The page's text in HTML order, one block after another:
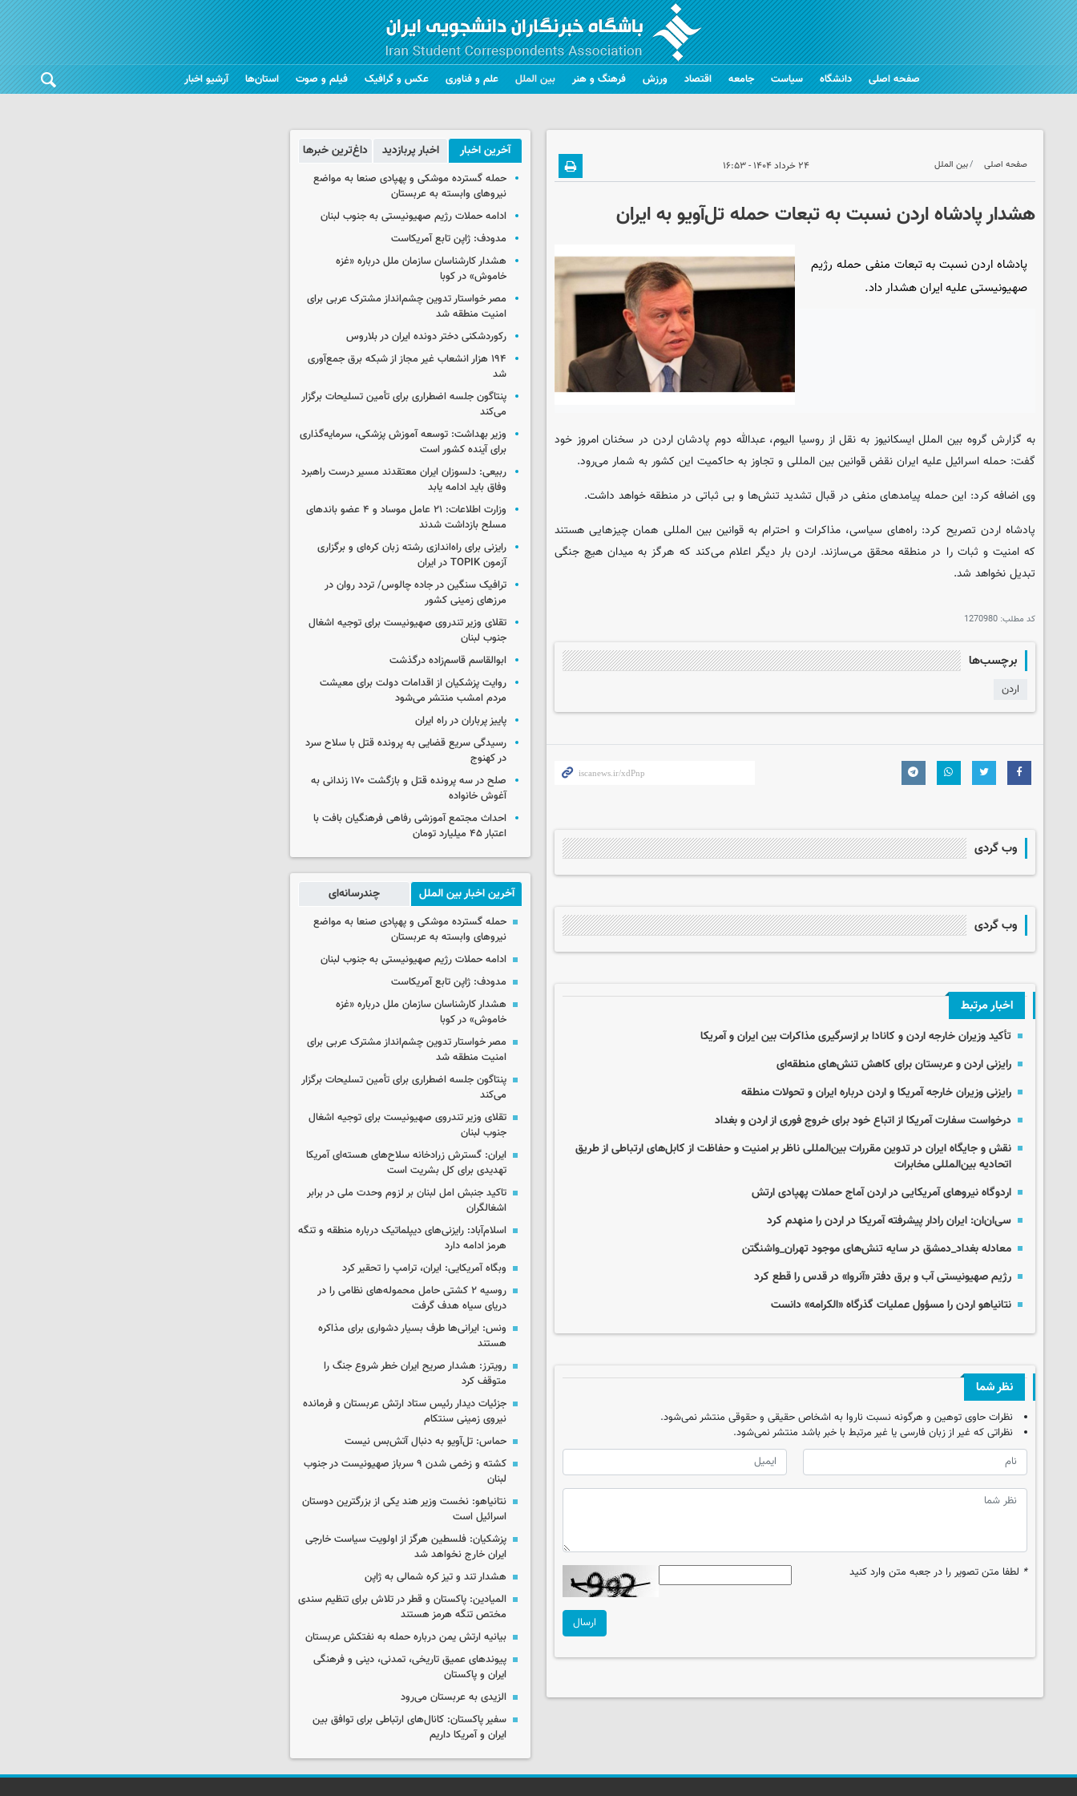
صفحه اصلی دانشگاه سیاست جامعه اقتصاد ورزش فرهنگ و هنر بین الملل علم و فناوری عکس و گرافیک فیلم و صوت استان‌ها آرشیو اخبار
صفحه اصلی بین الملل ۲۴ خرداد ۱۴۰۴ - ۱۶:۵۳
هشدار پادشاه اردن نسبت به تبعات حمله تل‌آویو به ایران
پادشاه اردن نسبت به تبعات منفی حمله رژیم
صهیونیستی علیه ایران هشدار داد.
به گزارش گروه بین المللایسکانیوز به نقل از روسیا الیوم، عبدالله دوم پادشان اردن در سخنان امروز خود
گفت: حمله اسرائیل علیه ایران نقض قوانین بین المللی و تجاوز به حاکمیت این کشور به شمار می‌رود.
وی اضافه کرد: این حمله پیامدهای منفی در قبال تشدید تنش‌ها و بی ثباتی در منطقه خواهد داشت.
پادشاه اردن تصریح کرد: راه‌های سیاسی، مذاکرات و احترام به قوانین بین المللی همان چیزهایی هستند
که امنیت و ثبات را در منطقه محقق می‌سازند. اردن بار دیگر اعلام می‌کند که هرگز به میدان هیچ جنگی
تبدیل نخواهد شد.
کد مطلب: 1270980
برچسب‌ها
اردن
وب گردی
وب گردی
اخبار مرتبط
تأکید وزیران خارجه اردن و کانادا بر ازسرگیری مذاکرات بین ایران و آمریکا
رایزنی اردن و عربستان برای کاهش تنش‌های منطقه‌ای
رایزنی وزیران خارجه آمریکا و اردن درباره ایران و تحولات منطقه
درخواست سفارت آمریکا از اتباع خود برای خروج فوری از اردن و بغداد
نقش و جایگاه ایران در تدوین مقررات بین‌المللی ناظر بر امنیت و حفاظت از کابل‌های ارتباطی از طریق
اتحادیه بین‌المللی مخابرات
اردوگاه نیروهای آمریکایی در اردن آماج حملات پهپادی ارتش
سی‌ان‌ان: ایران رادار پیشرفته آمریکا در اردن را منهدم کرد
معادله بغداد_دمشق در سایه تنش‌های موجود تهران_واشنگتن
رژیم صهیونیستی آب و برق دفتر «آنروا» در قدس را قطع کرد
نتانیاهو اردن را مسؤول عملیات گذرگاه «الکرامه» دانست
نظر شما
نظرات حاوی توهین و هرگونه نسبت ناروا به اشخاص حقیقی و حقوقی منتشر نمی‌شود.
نظراتی که غیر از زبان فارسی یا غیر مرتبط با خبر باشد منتشر نمی‌شود.
* لطفا متن تصویر را در جعبه متن وارد کنید
ارسال
آخرین اخبار اخبار پربازدید داغ‌ترین خبرها
حمله گسترده موشکی و پهپادی صنعا به مواضع
نیروهای وابسته به عربستان
ادامه حملات رژیم صهیونیستی به جنوب لبنان
مدودف: ژاپن تابع آمریکاست
هشدار کارشناسان سازمان ملل درباره «غزه‌
خاموش» در کوبا
مصر خواستار تدوین چشم‌انداز مشترک عربی برای
امنیت منطقه شد
رکوردشکنی دختر دونده ایران در بلاروس
۱۹۴ هزار انشعاب غیر مجاز از شبکه برق جمع‌آوری
شد
پنتاگون جلسه اضطراری برای تأمین تسلیحات برگزار
می‌کند
وزیر بهداشت: توسعه آموزش پزشکی، سرمایه‌گذاری
برای آینده کشور است
ربیعی: دلسوزان ایران معتقدند مسیر درست راهبرد
وفاق باید ادامه یابد
وزارت اطلاعات: ۲۱ عامل موساد و ۴ عضو باندهای
مسلح بازداشت شدند
رایزنی برای راه‌اندازی رشته زبان کره‌ای و برگزاری
آزمون TOPIK در ایران
ترافیک سنگین در جاده چالوس/ تردد روان در
مرزهای زمینی کشور
تقلای وزیر تندروی صهیونیست برای توجیه اشغال
جنوب لبنان
ابوالقاسم قاسم‌زاده درگذشت
روایت پزشکیان از اقدامات دولت برای معیشت
مردم امشب منتشر می‌شود
پاییز پرباران در راه ایران
رسیدگی سریع قضایی به پرونده قتل با سلاح سرد
در کهنوج
صلح در سه پرونده قتل و بازگشت ۱۷۰ زندانی به
آغوش خانواده
احداث مجتمع آموزشی رفاهی فرهنگیان بافت با
اعتبار ۴۵ میلیارد تومان
آخرین اخبار بین الملل چندرسانه‌ای
حمله گسترده موشکی و پهپادی صنعا به مواضع
نیروهای وابسته به عربستان
ادامه حملات رژیم صهیونیستی به جنوب لبنان
مدودف: ژاپن تابع آمریکاست
هشدار کارشناسان سازمان ملل درباره «غزه‌
خاموش» در کوبا
مصر خواستار تدوین چشم‌انداز مشترک عربی برای
امنیت منطقه شد
پنتاگون جلسه اضطراری برای تأمین تسلیحات برگزار
می‌کند
تقلای وزیر تندروی صهیونیست برای توجیه اشغال
جنوب لبنان
ایران: گسترش زرادخانه سلاح‌های هسته‌ای آمریکا
تهدیدی برای کل بشریت است
تاکید جنبش امل لبنان بر لزوم وحدت ملی در برابر
اشغالگران
اسلام‌آباد: رایزنی‌های دیپلماتیک درباره منطقه و تنگه
هرمز ادامه دارد
وبگاه آمریکایی: ایران، ترامپ را تحقیر کرد
روسیه ۲ کشتی حامل محموله‌های نظامی را در
دریای سیاه هدف گرفت
ونس: ایرانی‌ها طرف بسیار دشواری برای مذاکره
هستند
رویترز: هشدار صریح ایران خطر شروع جنگ را
متوقف کرد
جزئیات دیدار رئیس ستاد ارتش عربستان و فرمانده
نیروی زمینی سنتکام
حماس: تل‌آویو به دنبال آتش‌بس نیست
کشته و زخمی شدن ۹ سرباز صهیونیست در جنوب
لبنان
نتانیاهو: نخست وزیر هند یکی از بزرگترین دوستان
اسرائیل است
پزشکیان: فلسطین هرگز از اولویت سیاست خارجی
ایران خارج نخواهد شد
هشدار تند و تیز کره شمالی به ژاپن
المیادین: پاکستان و قطر در تلاش برای تنظیم سندی
مختص تنگه هرمز هستند
بیانیه ارتش یمن درباره حمله به نفتکش عربستان
پیوندهای عمیق تاریخی، تمدنی، دینی و فرهنگی
ایران و پاکستان
الزیدی به عربستان می‌رود
سفیر پاکستان: کانال‌های ارتباطی برای توافق بین
ایران و آمریکا داریم